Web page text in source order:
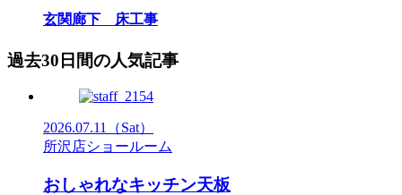
玄関廊下 床工事
過去30日間の人気記事
2026.07.11
（Sat）
所沢店ショールーム
おしゃれなキッチン天板